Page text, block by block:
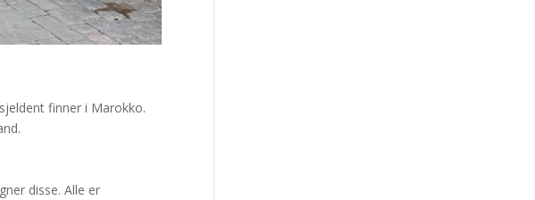
finner i Marokko.
disse. Alle er